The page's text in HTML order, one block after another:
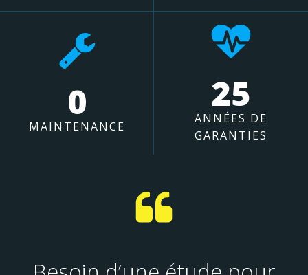
0
MAINTENANCE
25
ANNÉES DE
GARANTIES